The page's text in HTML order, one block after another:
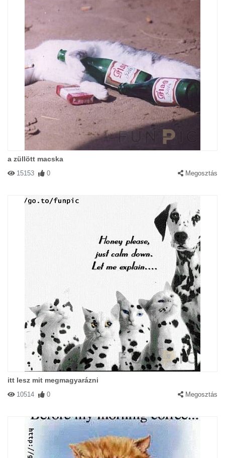
a züllött macska
15153 0 Megosztás
itt lesz mit megmagyarázni
10514 0 Megosztás